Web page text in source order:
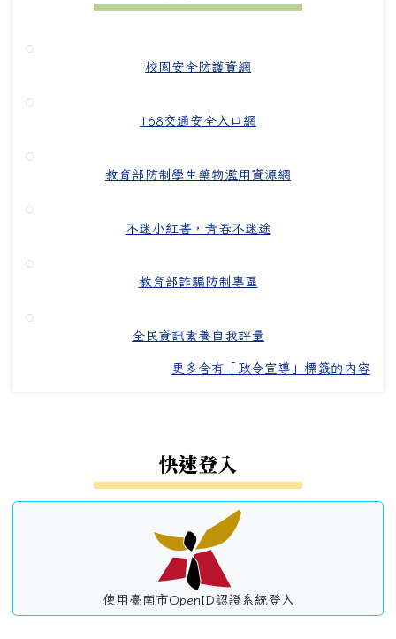
校園安全防護資網
168交通安全入口網
教育部防制學生藥物濫用資源網
不迷小紅書，青春不迷途
教育部詐騙防制專區
全民資訊素養自我評量
更多含有「政令宣導」標籤的內容
快速登入
使用臺南市OpenID認證系統登入